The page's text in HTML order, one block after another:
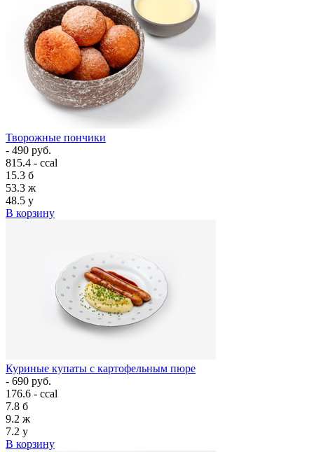
Творожные пончики
- 490 руб.
815.4 - ccal
15.3 б
53.3 ж
48.5 у
В корзину
Куриные купаты с картофельным пюре
- 690 руб.
176.6 - ccal
7.8 б
9.2 ж
7.2 у
В корзину